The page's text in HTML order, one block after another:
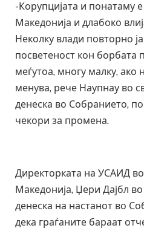
-Корупцијата и понатаму
Македонија и длабоко
Неколку влади повторно
посветеност кон борбата
меѓутоа, многу малку, ако
менува, рече Наупнау во
денеска во Собранието,
чекори за промена.
Директорката на УСАИД
Македонија, Џери Дајбл
денеска на настанот во
дека граѓаните бараат